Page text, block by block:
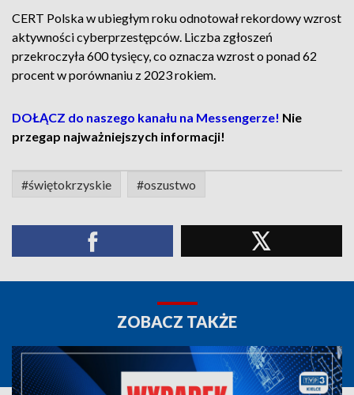
CERT Polska w ubiegłym roku odnotował rekordowy wzrost
aktywności cyberprzestępców. Liczba zgłoszeń
przekroczyła 600 tysięcy, co oznacza wzrost o ponad 62
procent w porównaniu z 2023 rokiem.
DOŁĄCZ do naszego kanału na Messengerze! Nie
przegap najważniejszych informacji!
#świętokrzyskie #oszustwo
ZOBACZ TAKŻE